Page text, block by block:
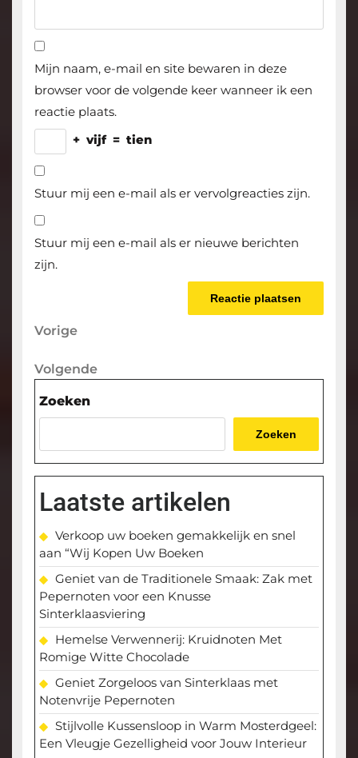
Mijn naam, e-mail en site bewaren in deze
browser voor de volgende keer wanneer ik een
reactie plaats.
+ vijf = tien
Stuur mij een e-mail als er vervolgreacties zijn.
Stuur mij een e-mail als er nieuwe berichten
zijn.
Berichtnavigatie
Vorige
Vorige
Volgende
Volgende
Zoeken
Zoeken
Laatste artikelen
Verkoop uw boeken gemakkelijk en snel
aan “Wij Kopen Uw Boeken
Geniet van de Traditionele Smaak: Zak met
Pepernoten voor een Knusse
Sinterklaasviering
Hemelse Verwennerij: Kruidnoten Met
Romige Witte Chocolade
Geniet Zorgeloos van Sinterklaas met
Notenvrije Pepernoten
Stijlvolle Kussensloop in Warm Mosterdgeel:
Een Vleugje Gezelligheid voor Jouw Interieur